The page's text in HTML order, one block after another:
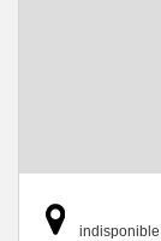
indisponible